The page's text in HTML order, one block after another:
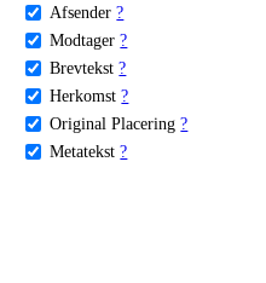
Afsender ?
Modtager ?
Brevtekst ?
Herkomst ?
Original Placering ?
Metatekst ?